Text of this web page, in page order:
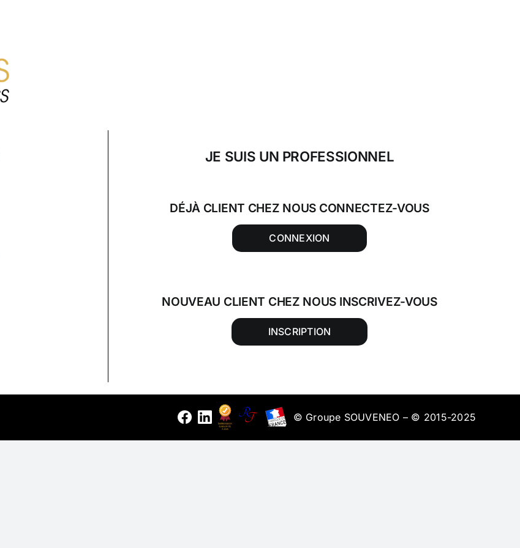
JE SUIS UN PROFESSIONNEL
DÉJÀ CLIENT CHEZ NOUS CONNECTEZ-VOUS
CONNEXION
NOUVEAU CLIENT CHEZ NOUS INSCRIVEZ-VOUS
INSCRIPTION
© Groupe SOUVENEO – © 2015-2025